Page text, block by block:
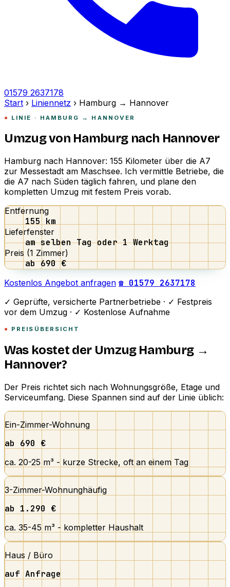
01579 2637178
Start › Liniennetz › Hamburg → Hannover
LINIE · HAMBURG → HANNOVER
Umzug von Hamburg nach Hannover
Hamburg nach Hannover: 155 Kilometer über die A7
zur Messestadt am Maschsee. Ich vermittle Betriebe, die
die A7 nach Süden täglich fahren, und plane den
kompletten Umzug mit festem Preis vorab.
Entfernung
155 km
Lieferfenster
am selben Tag oder 1 Werktag
Preis (1 Zimmer)
ab 690 €
Kostenlos Angebot anfragen ☎ 01579 2637178
✓ Geprüfte, versicherte Partnerbetriebe · ✓ Festpreis
vor dem Umzug · ✓ Kostenlose Aufnahme
PREISÜBERSICHT
Was kostet der Umzug Hamburg →
Hannover?
Der Preis richtet sich nach Wohnungsgröße, Etage und
Serviceumfang. Diese Spannen sind auf der Linie üblich:
Ein-Zimmer-Wohnung
ab 690 €
ca. 20-25 m³ - kurze Strecke, oft an einem Tag
3-Zimmer-Wohnunghäufig
ab 1.290 €
ca. 35-45 m³ - kompletter Haushalt
Haus / Büro
auf Anfrage